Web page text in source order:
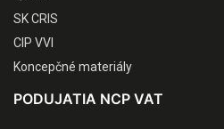
SK CRIS
CIP VVI
Koncepčné materiály
PODUJATIA NCP VAT